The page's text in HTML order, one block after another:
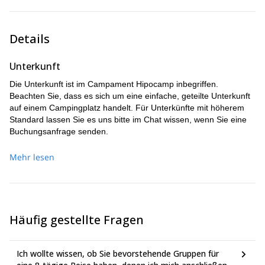
Details
Unterkunft
Die Unterkunft ist im Campament Hipocamp inbegriffen.
Beachten Sie, dass es sich um eine einfache, geteilte Unterkunft
auf einem Campingplatz handelt. Für Unterkünfte mit höherem
Standard lassen Sie es uns bitte im Chat wissen, wenn Sie eine
Buchungsanfrage senden.
Mehr lesen
Häufig gestellte Fragen
Ich wollte wissen, ob Sie bevorstehende Gruppen für